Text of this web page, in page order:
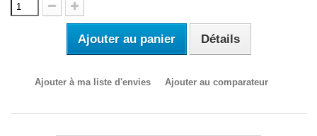
Ajouter au panier Détails
Ajouter à ma liste d'envies Ajouter au comparateur